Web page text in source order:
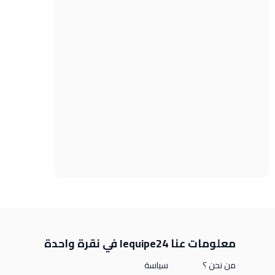
معلومات عنا
من نحن ؟
lequipe24 في نقرة واحدة
سياسة